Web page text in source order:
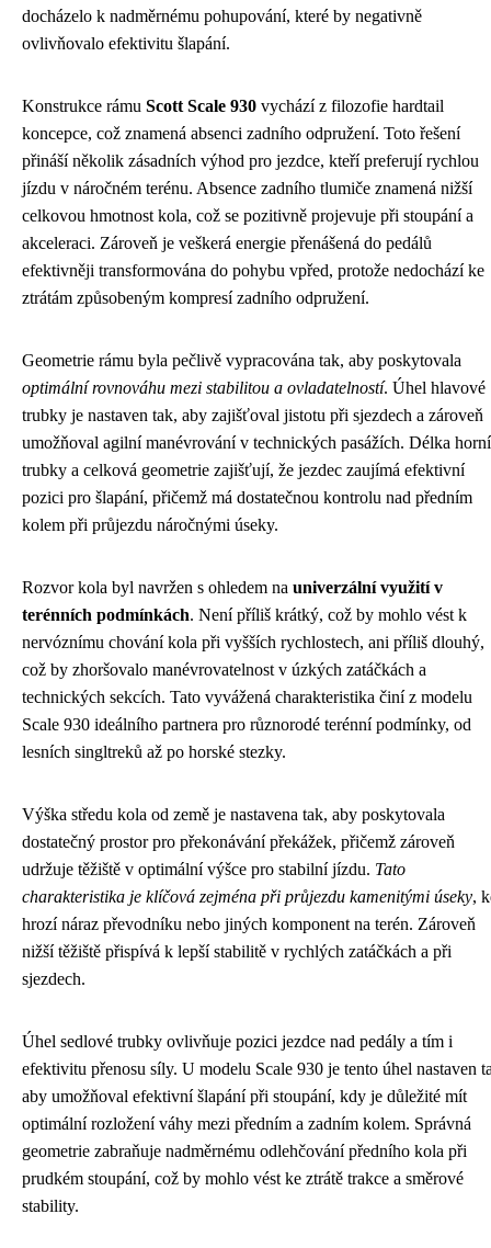
docházelo k nadměrnému pohupování, které by negativně
ovlivňovalo efektivitu šlapání.
Konstrukce rámu Scott Scale 930 vychází z filozofie hardtail
koncepce, což znamená absenci zadního odpružení. Toto řešení
přináší několik zásadních výhod pro jezdce, kteří preferují rychlou
jízdu v náročném terénu. Absence zadního tlumiče znamená nižší
celkovou hmotnost kola, což se pozitivně projevuje při stoupání a
akceleraci. Zároveň je veškerá energie přenášená do pedálů
efektivněji transformována do pohybu vpřed, protože nedochází ke
ztrátám způsobeným kompresí zadního odpružení.
Geometrie rámu byla pečlivě vypracována tak, aby poskytovala
optimální rovnováhu mezi stabilitou a ovladatelností. Úhel hlavové
trubky je nastaven tak, aby zajišťoval jistotu při sjezdech a zároveň
umožňoval agilní manévrování v technických pasážích. Délka horní
trubky a celková geometrie zajišťují, že jezdec zaujímá efektivní
pozici pro šlapání, přičemž má dostatečnou kontrolu nad předním
kolem při průjezdu náročnými úseky.
Rozvor kola byl navržen s ohledem na univerzální využití v
terénních podmínkách. Není příliš krátký, což by mohlo vést k
nervóznímu chování kola při vyšších rychlostech, ani příliš dlouhý,
což by zhoršovalo manévrovatelnost v úzkých zatáčkách a
technických sekcích. Tato vyvážená charakteristika činí z modelu
Scale 930 ideálního partnera pro různorodé terénní podmínky, od
lesních singltreků až po horské stezky.
Výška středu kola od země je nastavena tak, aby poskytovala
dostatečný prostor pro překonávání překážek, přičemž zároveň
udržuje těžiště v optimální výšce pro stabilní jízdu. Tato
charakteristika je klíčová zejména při průjezdu kamenitými úseky,
hrozí náraz převodníku nebo jiných komponent na terén. Zároveň
nižší těžiště přispívá k lepší stabilitě v rychlých zatáčkách a při
sjezdech.
Úhel sedlové trubky ovlivňuje pozici jezdce nad pedály a tím i
efektivitu přenosu síly. U modelu Scale 930 je tento úhel nastaven
aby umožňoval efektivní šlapání při stoupání, kdy je důležité mít
optimální rozložení váhy mezi předním a zadním kolem. Správná
geometrie zabraňuje nadměrnému odlehčování předního kola při
prudkém stoupání, což by mohlo vést ke ztrátě trakce a směrové
stability.